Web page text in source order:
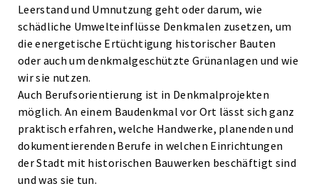
Leerstand und Umnutzung geht oder darum, wie
schädliche Umwelteinflüsse Denkmalen zusetzen, um
die energetische Ertüchtigung historischer Bauten
oder auch um denkmalgeschützte Grünanlagen und wie
wir sie nutzen.
Auch Berufsorientierung ist in Denkmalprojekten
möglich. An einem Baudenkmal vor Ort lässt sich ganz
praktisch erfahren, welche Handwerke, planenden und
dokumentierenden Berufe in welchen Einrichtungen
der Stadt mit historischen Bauwerken beschäftigt sind
und was sie tun.